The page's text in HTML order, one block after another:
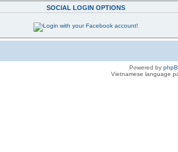
SOCIAL LOGIN OPTIONS
Powered by
Vietnamese language